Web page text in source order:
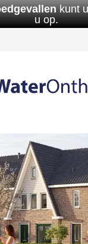
kunt
u op.